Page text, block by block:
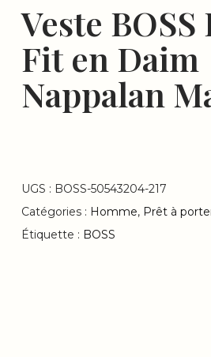
Veste
Fit en Daim
Nappalan
UGS : BOSS-50543204-217
Catégories : Homme, Prêt à
Étiquette : BOSS